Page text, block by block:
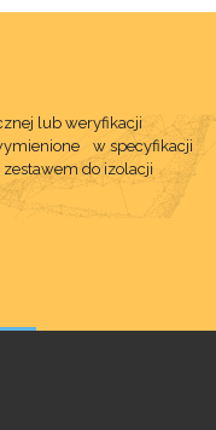
lub weryfikacji
w specyfikacji
do izolacji